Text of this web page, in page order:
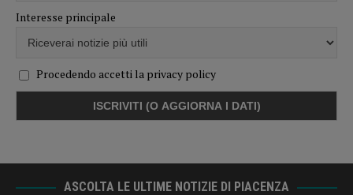
Interesse principale
Procedendo accetti la privacy policy
ASCOLTA LE ULTIME NOTIZIE DI PIACENZA